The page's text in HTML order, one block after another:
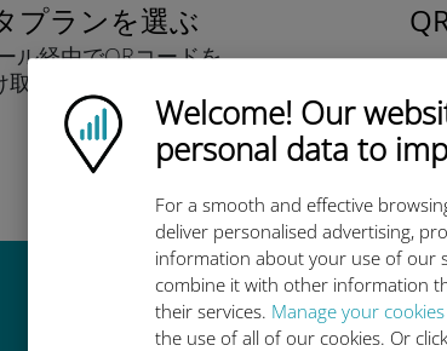
Ubigi logo
Welcome! Our
personal data to
For a smooth and effective
deliver personalised advertising,
information about your use of our
combine it with other information
their services. Manage your cookies
the use of all of our cookies. Or
プランを選ぶ
ル経由でQRコードを
取りましょう！
早い！
Ubigi